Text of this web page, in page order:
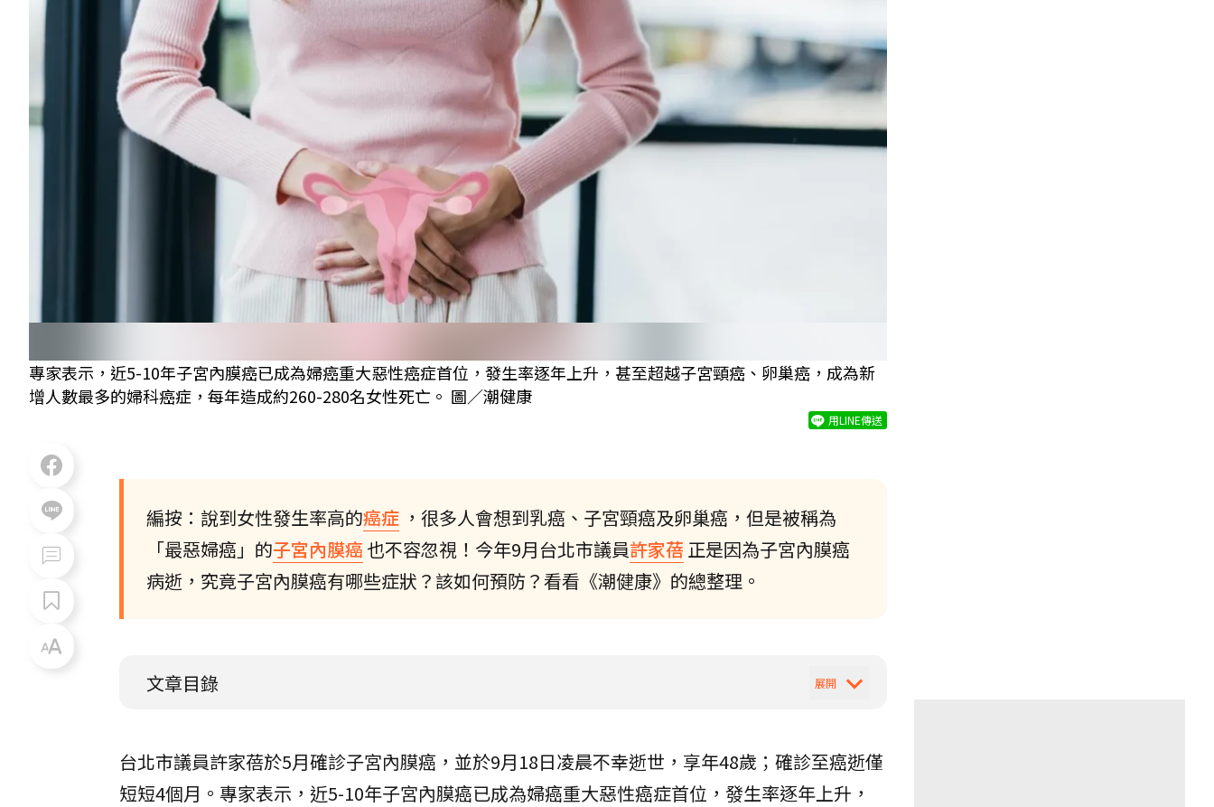
專家表示，近5-10年子宮內膜癌已成為婦癌重大惡性癌症首位，發生率逐年上升，甚至超越子宮頸癌、卵巢癌，成為新
增人數最多的婦科癌症，每年造成約260-280名女性死亡。 圖／潮健康
用LINE傳送
編按：說到女性發生率高的癌症 ，很多人會想到乳癌、子宮頸癌及卵巢癌，但是被稱為
「最惡婦癌」的子宮內膜癌 也不容忽視！今年9月台北市議員許家蓓 正是因為子宮內膜癌
病逝，究竟子宮內膜癌有哪些症狀？該如何預防？看看《潮健康》的總整理。
文章目錄
台北市議員許家蓓於5月確診子宮內膜癌，並於9月18日凌晨不幸逝世，享年48歲；確診至癌逝僅
短短4個月。專家表示，近5-10年子宮內膜癌已成為婦癌重大惡性癌症首位，發生率逐年上升，